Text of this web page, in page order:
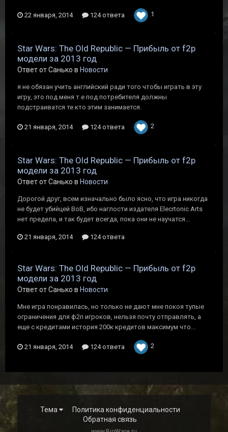
22 января, 2014 124 ответа 1
Star Wars: The Old Republic — Прибыль от f2p
модели за 2013 год
Ответ от Санько в Новости
я не обязан учить английский ради того чтобы играть в эту
игру, это под меня т.е под потребителя должны
подстраиватся те кто этим занимается.
21 января, 2014 124 ответа 2
Star Wars: The Old Republic — Прибыль от f2p
модели за 2013 год
Ответ от Санько в Новости
Дорогой друг, всем изначально было ясно, что игра никогда
не будет убийцей ВоВ, ибо наглости издателя Elecrtonic Arts
нет предела, и так будет всегда, пока они не научатся...
21 января, 2014 124 ответа
Star Wars: The Old Republic — Прибыль от f2p
модели за 2013 год
Ответ от Санько в Новости
Мне игра понравилась, но только не дают мне покоя тупые
ограничения для ф2п игроков, нельзя почту отправлять, а
еще с кредитами история 200к кредитов максимум что...
21 января, 2014 124 ответа 2
Тема
Политика конфиденциальности
Обратная связь